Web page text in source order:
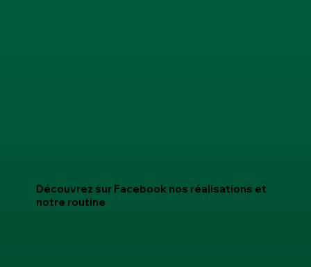
Découvrez surFacebook nos réalisations et
notre routine